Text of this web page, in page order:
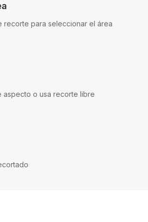
recorte para seleccionar el área
aspecto o usa recorte libre